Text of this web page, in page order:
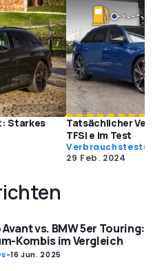
Starkes
Tatsächlicher
TFSI e im Test
Verbrauchstests
29 Feb. 2024
Avant vs. BMW 5er Touring:
Kombis im Vergleich
-16 Jun. 2025